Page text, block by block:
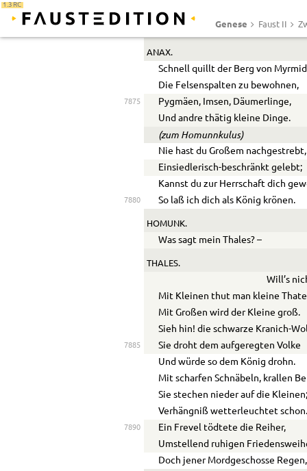
1.3 RC
Genese Faust II
Mit solchem Streit verliert man
Und führt doch nur geduldig Volk
ANAX.
Schnell quillt der Berg von
Die Felsenspalten zu bewohnen,
7875
Pygmäen, Imsen, Däumerlinge,
Und andre thätig kleine Dinge.
(zum Homunnkulus)
Nie hast du Großem nachgestrebt,
Einsiedlerisch-beschränkt gelebt;
Kannst du zur Herrschaft dich
7880 So laß ich dich als König krönen.
HOMUNK.
Was sagt mein Thales? –
THALES.
Will’s
Mit Kleinen thut man kleine
Mit Großen wird der Kleine groß.
Sieh hin! die schwarze Kranich-
7885
Sie droht dem aufgeregten Volke
Und würde so dem König drohn.
Mit scharfen Schnäbeln, krallen
Sie stechen nieder auf die
Verhängniß wetterleuchtet
7890
Ein Frevel tödtete die Reiher,
Umstellend ruhigen
Doch jener Mordgeschosse Regen,